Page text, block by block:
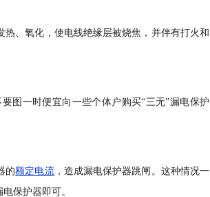
、氧化，使电线绝缘层被烧焦，并伴有打火和
图一时便宜向一些个体户购买“三无”漏电保护
的额定电流，造成漏电保护器跳闸。这种情况一
保护器即可。